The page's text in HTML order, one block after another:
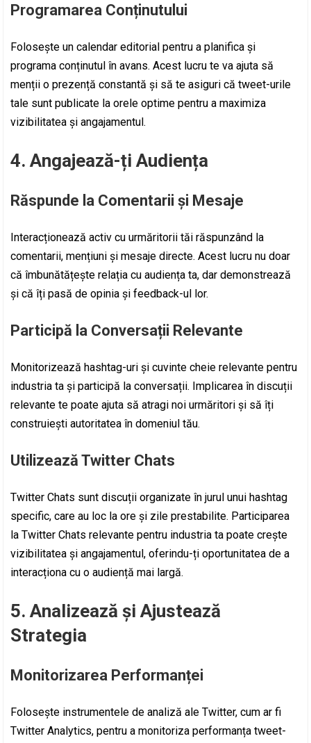
Programarea Conținutului
Folosește un calendar editorial pentru a planifica și
programa conținutul în avans. Acest lucru te va ajuta să
menții o prezență constantă și să te asiguri că tweet-urile
tale sunt publicate la orele optime pentru a maximiza
vizibilitatea și angajamentul.
4. Angajează-ți Audiența
Răspunde la Comentarii și Mesaje
Interacționează activ cu urmăritorii tăi răspunzând la
comentarii, mențiuni și mesaje directe. Acest lucru nu doar
că îmbunătățește relația cu audiența ta, dar demonstrează
și că îți pasă de opinia și feedback-ul lor.
Participă la Conversații Relevante
Monitorizează hashtag-uri și cuvinte cheie relevante pentru
industria ta și participă la conversații. Implicarea în discuții
relevante te poate ajuta să atragi noi urmăritori și să îți
construiești autoritatea în domeniul tău.
Utilizează Twitter Chats
Twitter Chats sunt discuții organizate în jurul unui hashtag
specific, care au loc la ore și zile prestabilite. Participarea
la Twitter Chats relevante pentru industria ta poate crește
vizibilitatea și angajamentul, oferindu-ți oportunitatea de a
interacționa cu o audiență mai largă.
5. Analizează și Ajustează
Strategia
Monitorizarea Performanței
Folosește instrumentele de analiză ale Twitter, cum ar fi
Twitter Analytics, pentru a monitoriza performanța tweet-